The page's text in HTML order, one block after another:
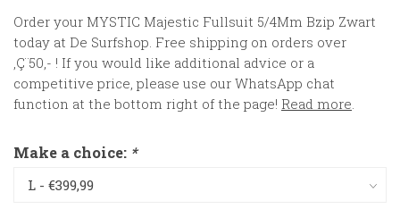
Order your MYSTIC Majestic Fullsuit 5/4Mm Bzip Zwart
today at De Surfshop. Free shipping on orders over
‚Ç¨50,- ! If you would like additional advice or a
competitive price, please use our WhatsApp chat
function at the bottom right of the page! Read more.
Make a choice: *